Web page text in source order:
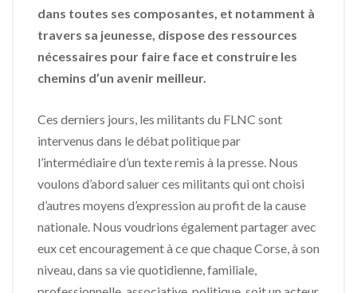
dans toutes ses composantes, et notamment à
travers sa jeunesse, dispose des ressources
nécessaires pour faire face et construire les
chemins d’un avenir meilleur.
Ces derniers jours, les militants du FLNC sont
intervenus dans le débat politique par
l’intermédiaire d’un texte remis à la presse. Nous
voulons d’abord saluer ces militants qui ont choisi
d’autres moyens d’expression au profit de la cause
nationale. Nous voudrions également partager avec
eux cet encouragement à ce que chaque Corse, à son
niveau, dans sa vie quotidienne, familiale,